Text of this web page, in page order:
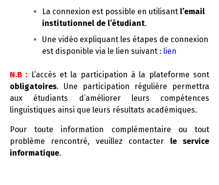
La connexion est possible en utilisant l’email
institutionnel de l’étudiant.
Une vidéo expliquant les étapes de connexion
est disponible via le lien suivant : lien
N.B : L’accès et la participation à la plateforme sont
obligatoires. Une participation régulière permettra
aux étudiants d’améliorer leurs compétences
linguistiques ainsi que leurs résultats académiques.
Pour toute information complémentaire ou tout
problème rencontré, veuillez contacter le service
informatique.